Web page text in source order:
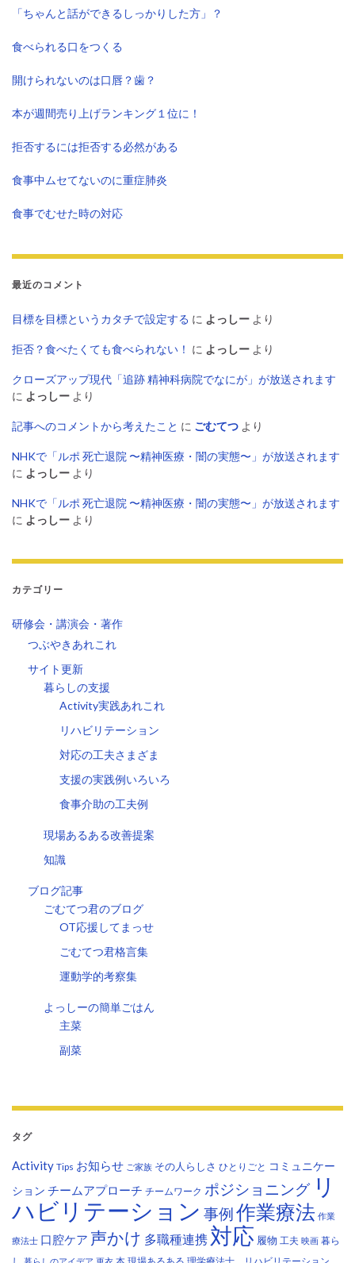
「ちゃんと話ができるしっかりした方」？
食べられる口をつくる
開けられないのは口唇？歯？
本が週間売り上げランキング１位に！
拒否するには拒否する必然がある
食事中ムセてないのに重症肺炎
食事でむせた時の対応
最近のコメント
目標を目標というカタチで設定する に よっしー より
拒否？食べたくても食べられない！ に よっしー より
クローズアップ現代「追跡 精神科病院でなにが」が放送されます
に よっしー より
記事へのコメントから考えたこと に ごむてつ より
NHKで「ルポ 死亡退院 〜精神医療・闇の実態〜」が放送されます
に よっしー より
NHKで「ルポ 死亡退院 〜精神医療・闇の実態〜」が放送されます
に よっしー より
カテゴリー
研修会・講演会・著作
つぶやきあれこれ
サイト更新
暮らしの支援
Activity実践あれこれ
リハビリテーション
対応の工夫さまざま
支援の実践例いろいろ
食事介助の工夫例
現場あるある改善提案
知識
ブログ記事
ごむてつ君のブログ
OT応援してまっせ
ごむてつ君格言集
運動学的考察集
よっしーの簡単ごはん
主菜
副菜
タグ
Activity Tips お知らせ ご家族 その人らしさ ひとりごと コミュニケー
ション チームアプローチ チームワーク ポジショニング リ
ハビリテーション 事例作業療法 作業
療法士 口腔ケア 声かけ 多職種連携 対応 履物 工夫 映画 暮ら
暮らしのアイデア 更衣